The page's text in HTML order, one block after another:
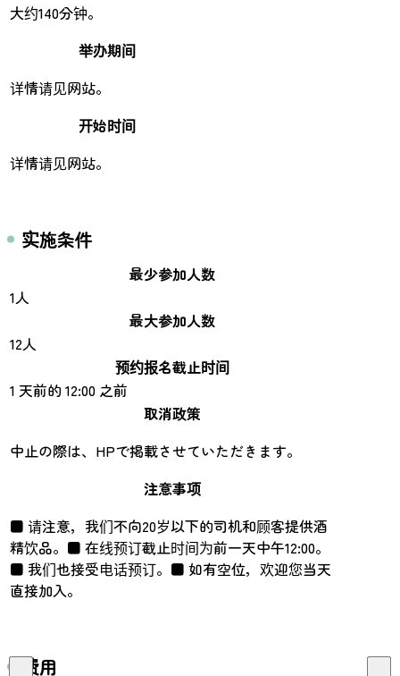
大约140分钟。
举办期间
详情请见网站。
开始时间
详情请见网站。
实施条件
最少参加人数
1人
最大参加人数
12人
预约报名截止时间
1 天前的 12:00 之前
取消政策
中止の際は、HPで掲載させていただきます。
注意事项
■ 请注意，我们不向20岁以下的司机和顾客提供酒
精饮品。■ 在线预订截止时间为前一天中午12:00。
■ 我们也接受电话预订。■ 如有空位，欢迎您当天
直接加入。
费用